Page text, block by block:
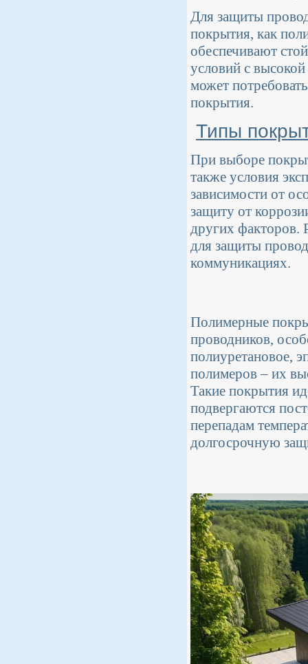
Для защиты
покрытия, как
обеспечивают
условий с
может
покрытия.
Типы
При выборе
также условия
зависимости от
защиту от
других факторов.
для защиты
коммуникациях.
Полимерные
проводников,
полиуретановое,
полимеров – их
Такие покрытия
подвергаются
перепадам
долгосрочную